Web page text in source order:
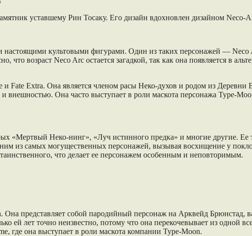
уставшему Рин Тосаку. Его дизайн вдохновлен дизайном
культовыми фигурами. Один из таких персонажей —
что возраст Neco Arc остается загадкой, так как она появляется в
и Fate Extra. Она является членом расы Неко-духов и родом из
Она часто выступает в роли маскота персонажа Type-
«Мертвый Неко-нинг», «Луч истинного предка» и многие другие.
из самых могущественных персонажей, вызывая восхищение у
что делает ее персонажем особенным и неповторимым.
представляет собой пародийный персонаж на Арквейд Брюнстад,
ей лет точно неизвестно, потому что она перекочевывает из одной
где она выступает в роли маскота компании Type-Moon.